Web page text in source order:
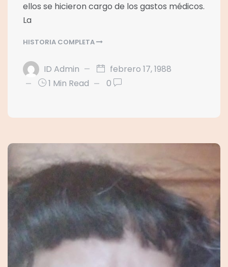
ellos se hicieron cargo de los gastos médicos.
La
HISTORIA COMPLETA
ID Admin
febrero 17, 1988
1 Min Read
0